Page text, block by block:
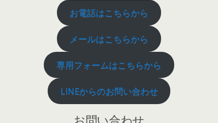
お電話はこちらから
メールはこちらから
専用フォームはこちらから
LINEからのお問い合わせ
お問い合わせ